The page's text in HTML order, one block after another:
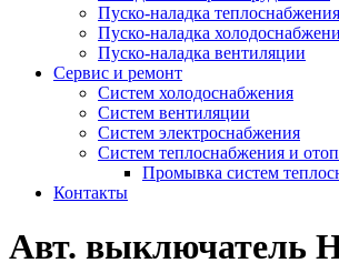
Пуско-наладка теплоснабжения
Пуско-наладка
Пуско-наладка вентиляции
Сервис и ремонт
Систем холодоснабжения
Систем вентиляции
Систем электроснабжения
Систем теплоснабжения и
Промывка систем
Контакты
Авт. выключатель